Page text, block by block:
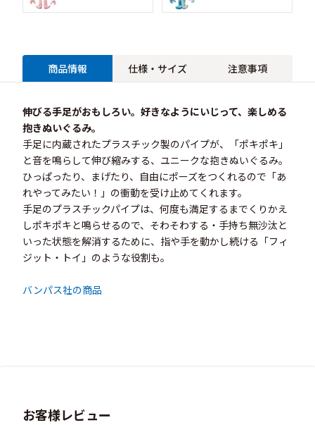
商品情報 仕様・サイズ 注意事項
伸びる手足がおもしろい。好きなようにいじって、楽しめる
抱きぬいぐるみ。
手足に内蔵されたプラスチック製のパイプが、「ポキポキ」
と音を鳴らして伸び縮みする、ユニークな抱きぬいぐるみ。
ひっぱったり、まげたり、自由にポーズをつくれるので「あ
れやってみたい！」の衝動を受け止めてくれます。
手足のプラスチックパイプは、何度も満足するまでくりかえ
しポキポキと鳴らせるので、そわそわする・手持ち無沙汰と
いった状態を解消するために、指や手を動かし続ける「フィ
ジット・トイ」のような役割も。
バンパス社の商品
お客様レビュー